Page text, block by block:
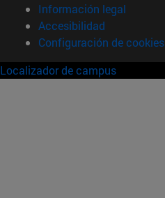
Información legal
Accesibilidad
Configuración de cookies
Localizador de campus